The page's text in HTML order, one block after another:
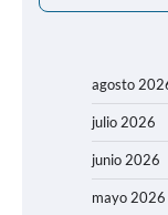
agosto
julio 2026
junio 2026
mayo 2026